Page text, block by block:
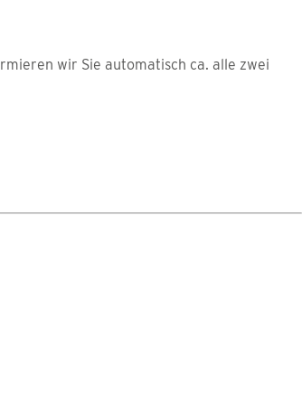
wir Sie automatisch ca. alle zwei